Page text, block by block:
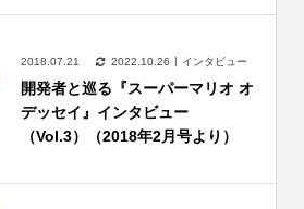
2018.07.21 2022.10.26 インタビュー
開発者と巡る『スーパーマリオ オ
デッセイ』インタビュー
（Vol.3）（2018年2月号より）